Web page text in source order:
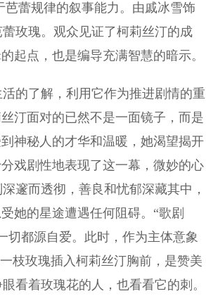
芭蕾规律的叙事能力。由戚冰雪饰
玫瑰。观众见证了柯莉丝汀的成
起点，也是编导充满智慧的暗示。
的了解，利用它作为推进剧情的重
汀面对的已然不是一面镜子，而是
神秘人的才华和温暖，她渴望揭开
戏剧性地表现了这一幕，微妙的心
邃而透彻，善良和忧郁深藏其中，
她的星途遭遇任何阻碍。“歌剧
切都源自爱。此时，作为主体意象
枝玫瑰插入柯莉丝汀胸前，是赞美
看着玫瑰花的人，也看看它的刺。